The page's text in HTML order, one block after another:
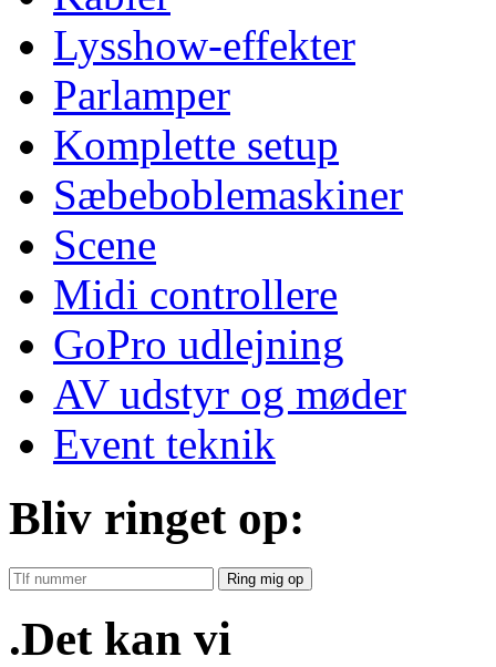
Lysshow-effekter
Parlamper
Komplette setup
Sæbeboblemaskiner
Scene
Midi controllere
GoPro udlejning
AV udstyr og møder
Event teknik
Bliv ringet op:
Ring mig op
.Det kan vi